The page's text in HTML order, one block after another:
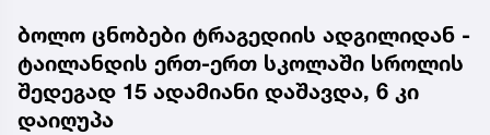
ბოლო ცნობები ტრაგედიის ადგილიდან -
ტაილანდის ერთ-ერთ სკოლაში სროლის
შედეგად 15 ადამიანი დაშავდა, 6 კი
დაიღუპა